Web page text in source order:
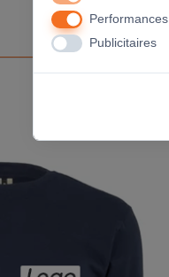
Performances
Publicitaires